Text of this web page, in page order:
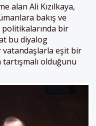
alan Ali Kızılkaya,
bakış ve
politikalarında bir
bu diyalog
vatandaşlarla eşit bir
olduğunu